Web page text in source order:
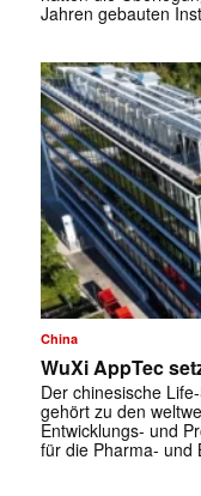
Jahren gebauten
China
WuXi AppTec
Der chinesische
gehört zu den
Entwicklungs- und
für die Pharma-